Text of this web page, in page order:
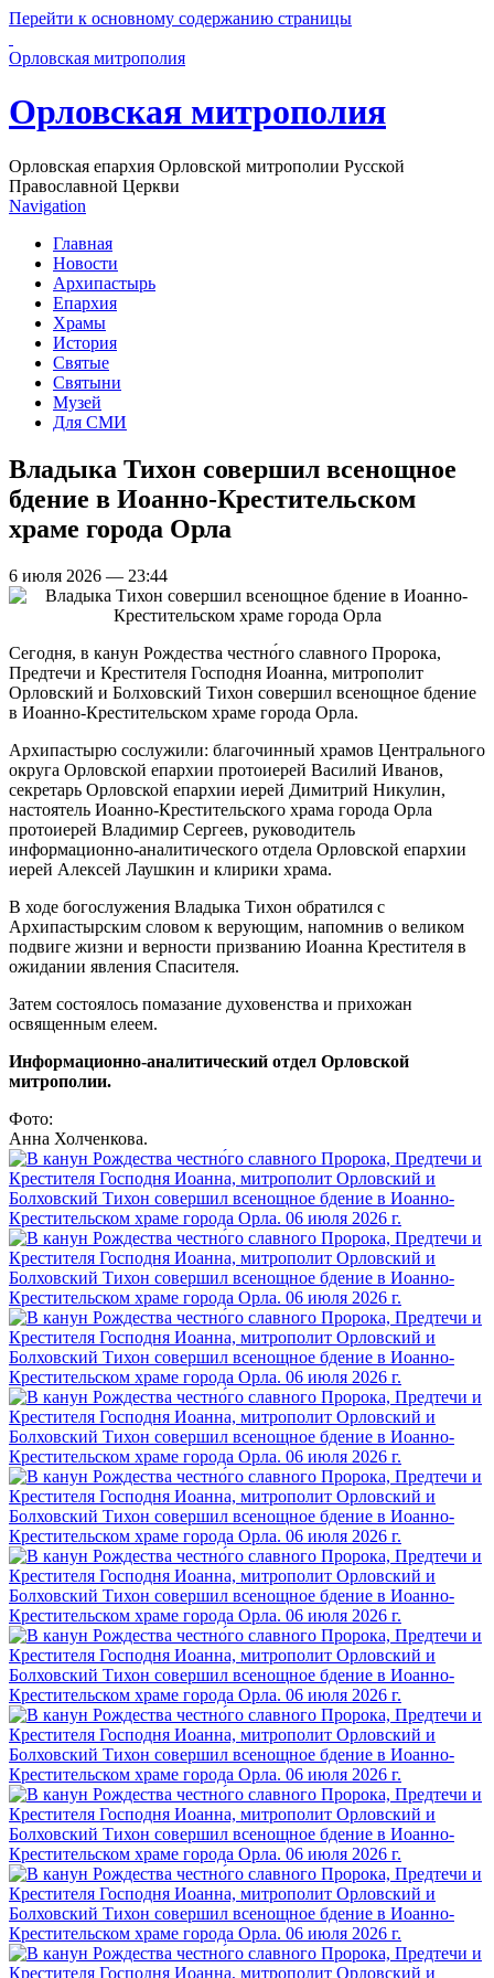
Перейти к основному содержанию страницы
Орловская митрополия
Орловская митрополия
Орловская епархия Орловской митрополии Русской
Православной Церкви
Navigation
Главная
Новости
Архипастырь
Епархия
Храмы
История
Святые
Святыни
Музей
Для СМИ
Владыка Тихон совершил всенощное
бдение в Иоанно-Крестительском
храме города Орла
6 июля 2026 — 23:44
Сегодня, в канун Рождества честно́го славного Пророка,
Предтечи и Крестителя Господня Иоанна, митрополит
Орловский и Болховский Тихон совершил всенощное бдение
в Иоанно-Крестительском храме города Орла.
Архипастырю сослужили: благочинный храмов Центрального
округа Орловской епархии протоиерей Василий Иванов,
секретарь Орловской епархии иерей Димитрий Никулин,
настоятель Иоанно-Крестительского храма города Орла
протоиерей Владимир Сергеев, руководитель
информационно-аналитического отдела Орловской епархии
иерей Алексей Лаушкин и клирики храма.
В ходе богослужения Владыка Тихон обратился с
Архипастырским словом к верующим, напомнив о великом
подвиге жизни и верности призванию Иоанна Крестителя в
ожидании явления Спасителя.
Затем состоялось помазание духовенства и прихожан
освященным елеем.
Информационно-аналитический отдел Орловской
митрополии.
Фото:
Анна Холченкова.